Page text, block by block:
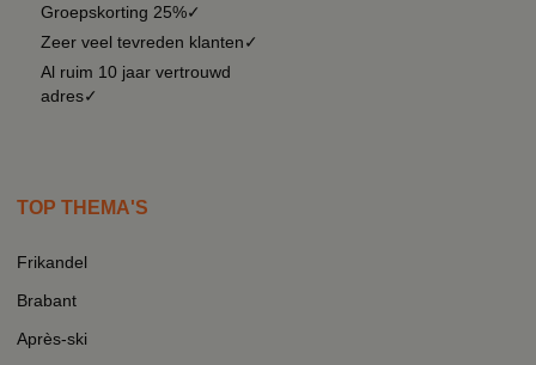
Groepskorting 25%✓
Zeer veel tevreden klanten✓
Al ruim 10 jaar vertrouwd
adres✓
TOP THEMA'S
Frikandel
Brabant
Après-ski